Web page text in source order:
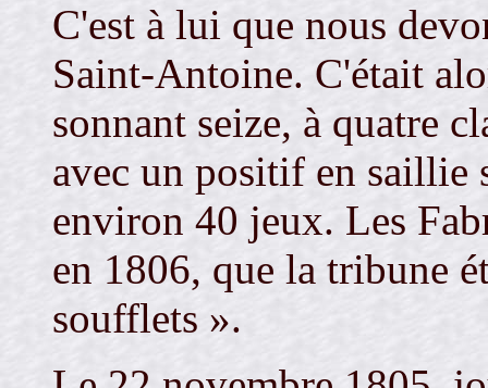
C'est à lui que nous
Saint-Antoine. C'était
sonnant seize, à quatre
avec un positif en saillie
environ 40 jeux. Les
en 1806, que la tribune
soufflets ».